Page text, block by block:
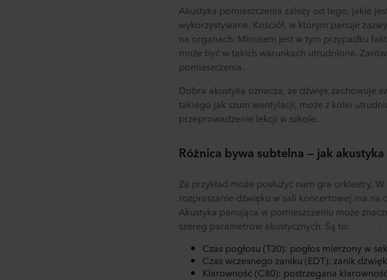
Akustyka pomieszczenia zależy od tego, jakie
wykorzystywane. Kościół, w którym panuje
na organach. Minusem jest w tym przypadku
może być w takich warunkach utrudnione.
pomieszczenia.
Dobra akustyka oznacza, że dźwięk zachowuje
takiego jak szum wentylacji, może z kolei
przeprowadzenie lekcji w szkole.
Różnica bywa subtelna — jak
Za przykład może posłużyć nam gra orkiestry.
rozpraszanie dźwięku w sali koncertowej ma
Akustyka panująca w pomieszczeniu może
szereg parametrów akustycznych. Są to:
Czas pogłosu (T30): pogłos mierzony w
Czas wczesnego zaniku (EDT): zanik
Klarowność (C80): postrzegana